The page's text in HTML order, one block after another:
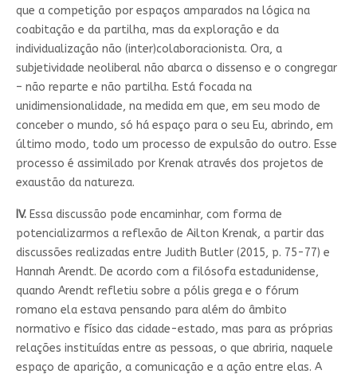
que a competição por espaços amparados na lógica na
coabitação e da partilha, mas da exploração e da
individualização não (inter)colaboracionista. Ora, a
subjetividade neoliberal não abarca o dissenso e o congregar
– não reparte e não partilha. Está focada na
unidimensionalidade, na medida em que, em seu modo de
conceber o mundo, só há espaço para o seu Eu, abrindo, em
último modo, todo um processo de expulsão do outro. Esse
processo é assimilado por Krenak através dos projetos de
exaustão da natureza.
IV. Essa discussão pode encaminhar, com forma de
potencializarmos a reflexão de Ailton Krenak, a partir das
discussões realizadas entre Judith Butler (2015, p. 75-77) e
Hannah Arendt. De acordo com a filósofa estadunidense,
quando Arendt refletiu sobre a pólis grega e o fórum
romano ela estava pensando para além do âmbito
normativo e físico das cidade-estado, mas para as próprias
relações instituídas entre as pessoas, o que abriria, naquele
espaço de aparição, a comunicação e a ação entre elas. A